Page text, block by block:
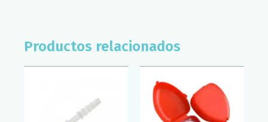
Productos relacionados